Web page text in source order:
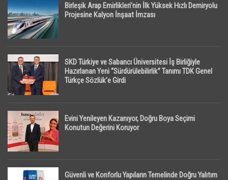
Birleşik Arap Emirlikleri’nin İlk Yüksek Hızlı Demiryolu
Projesine Kalyon İnşaat İmzası
SKD Türkiye ve Sabancı Üniversitesi İş Birliğiyle
Hazırlanan Yeni “Sürdürülebilirlik” Tanımı TDK Genel
Türkçe Sözlük’e Girdi
Evini Yenileyen Kazanıyor, Doğru Boya Seçimi
Konutun Değerini Koruyor
Güvenli ve Konforlu Yapıların Temelinde Doğru Yalıtım